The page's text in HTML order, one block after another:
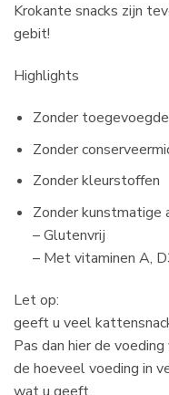
Krokante snacks zijn
gebit!
Highlights
Zonder
Zonder
Zonder kleurstoffen
Zonder kunstmatige
– Glutenvrij
– Met vitaminen A,
Let op:
geeft u veel
Pas dan hier de
de hoeveel voeding in